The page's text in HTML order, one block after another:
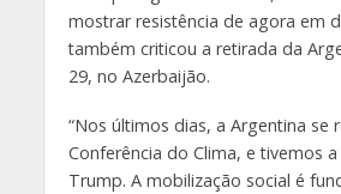
mostrar resistência de agora em
também criticou a retirada da
29, no Azerbaijão.
“Nos últimos dias, a Argentina se
Conferência do Clima, e tivemos
Trump. A mobilização social é